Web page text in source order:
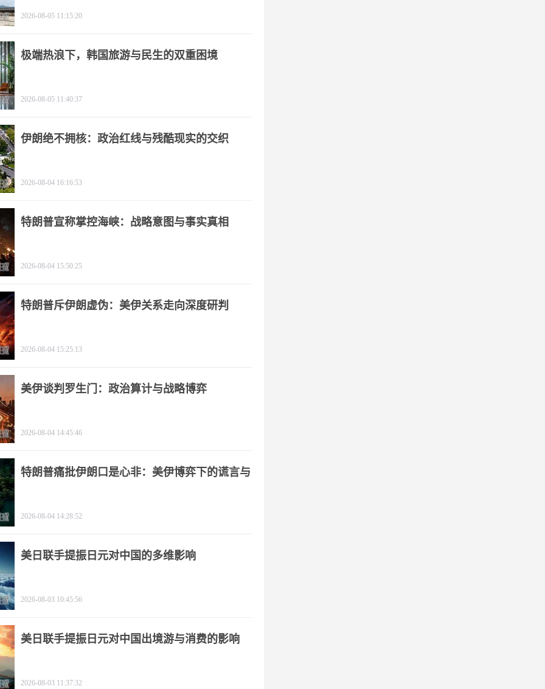
2026-08-05 11:15:20
极端热浪下，韩国旅游与民生的双重困境
2026-08-05 11:40:37
伊朗绝不拥核：政治红线与残酷现实的交织
2026-08-04 16:16:53
特朗普宣称掌控海峡：战略意图与事实真相
2026-08-04 15:50:25
特朗普斥伊朗虚伪：美伊关系走向深度研判
2026-08-04 15:25:13
美伊谈判罗生门：政治算计与战略博弈
2026-08-04 14:45:46
特朗普痛批伊朗口是心非：美伊博弈下的谎言与
2026-08-04 14:28:52
美日联手提振日元对中国的多维影响
2026-08-03 10:45:56
美日联手提振日元对中国出境游与消费的影响
2026-08-03 11:37:32